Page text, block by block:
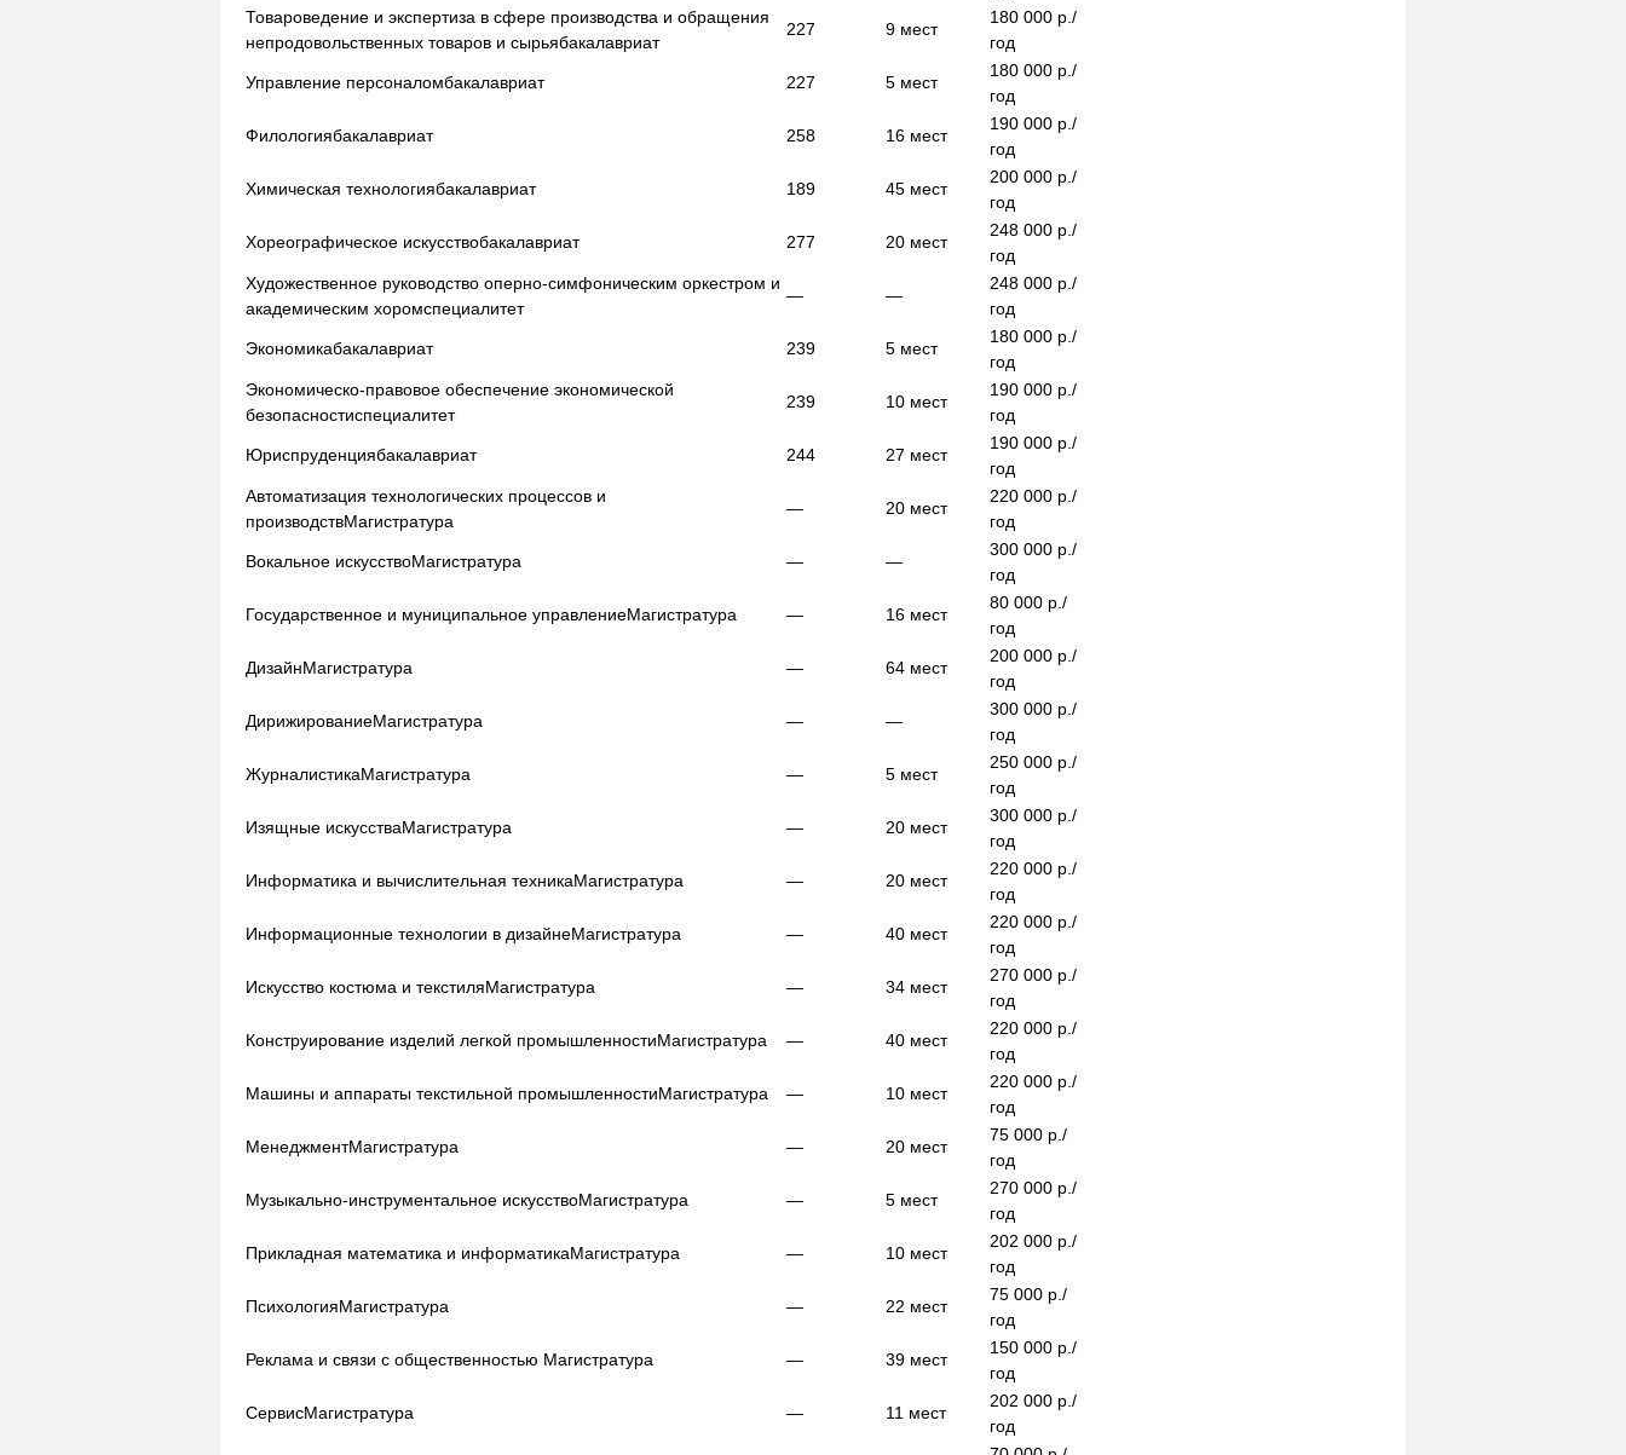
Товароведение и экспертиза в сфере производства и обращения
непродовольственных товаров и сырьябакалавриат
227 9 мест
180 000 р./
год
Управление персоналомбакалавриат 227 5 мест
180 000 р./
год
Филологиябакалавриат 258 16 мест
190 000 р./
год
Химическая технологиябакалавриат 189 45 мест
200 000 р./
год
Хореографическое искусствобакалавриат 277 20 мест
248 000 р./
год
Художественное руководство оперно-симфоническим оркестром и
академическим хоромспециалитет
— —
248 000 р./
год
Экономикабакалавриат 239 5 мест
180 000 р./
год
Экономическо-правовое обеспечение экономической
безопасностиспециалитет
239 10 мест
190 000 р./
год
Юриспруденциябакалавриат 244 27 мест
190 000 р./
год
Автоматизация технологических процессов и
производствМагистратура
— 20 мест
220 000 р./
год
Вокальное искусствоМагистратура — —
300 000 р./
год
Государственное и муниципальное управлениеМагистратура — 16 мест
80 000 р./
год
ДизайнМагистратура — 64 мест
200 000 р./
год
ДирижированиеМагистратура — —
300 000 р./
год
ЖурналистикаМагистратура — 5 мест
250 000 р./
год
Изящные искусстваМагистратура — 20 мест
300 000 р./
год
Информатика и вычислительная техникаМагистратура — 20 мест
220 000 р./
год
Информационные технологии в дизайнеМагистратура — 40 мест
220 000 р./
год
Искусство костюма и текстиляМагистратура — 34 мест
270 000 р./
год
Конструирование изделий легкой промышленностиМагистратура — 40 мест
220 000 р./
год
Машины и аппараты текстильной промышленностиМагистратура — 10 мест
220 000 р./
год
МенеджментМагистратура — 20 мест
75 000 р./
год
Музыкально-инструментальное искусствоМагистратура — 5 мест
270 000 р./
год
Прикладная математика и информатикаМагистратура — 10 мест
202 000 р./
год
ПсихологияМагистратура — 22 мест
75 000 р./
год
Реклама и связи с общественностью Магистратура — 39 мест
150 000 р./
год
СервисМагистратура — 11 мест
202 000 р./
год